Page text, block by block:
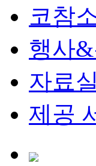
코참
행사
자료실
제공